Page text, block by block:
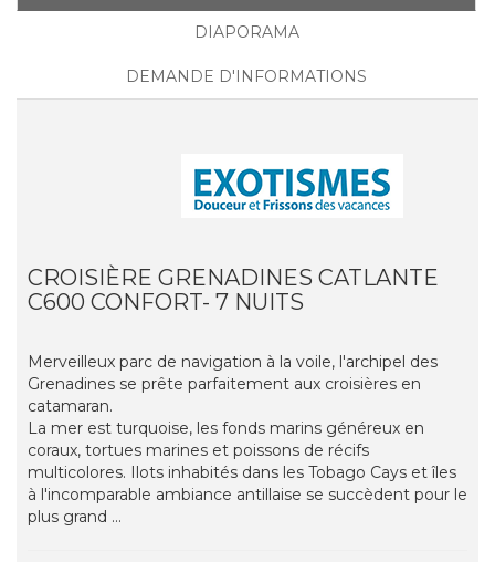
DIAPORAMA
DEMANDE D'INFORMATIONS
CROISIÈRE GRENADINES CATLANTE
C600 CONFORT- 7 NUITS
Merveilleux parc de navigation à la voile, l'archipel des
Grenadines se prête parfaitement aux croisières en
catamaran.
La mer est turquoise, les fonds marins généreux en
coraux, tortues marines et poissons de récifs
multicolores. Ilots inhabités dans les Tobago Cays et îles
à l'incomparable ambiance antillaise se succèdent pour le
plus grand ...